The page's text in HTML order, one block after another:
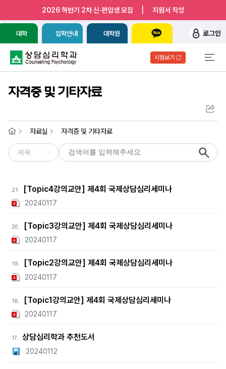
대학 입학안내 대학원
2026 하반기 2차 신·편입생 모집 지원서 작성
로그인
시험보기
자격증 및 기타자료
자료실 자격증 및 기타자료
21. [Topic4강의교안] 제4회 국제상담심리세미나
20240117
20. [Topic3강의교안] 제4회 국제상담심리세미나
20240117
19. [Topic2강의교안] 제4회 국제상담심리세미나
20240117
18. [Topic1강의교안] 제4회 국제상담심리세미나
20240117
17. 상담심리학과 추천도서
20240112